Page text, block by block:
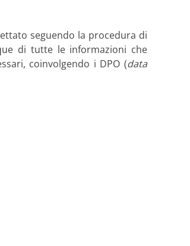
seguendo la procedura di
di tutte le informazioni che
coinvolgendo i DPO (data